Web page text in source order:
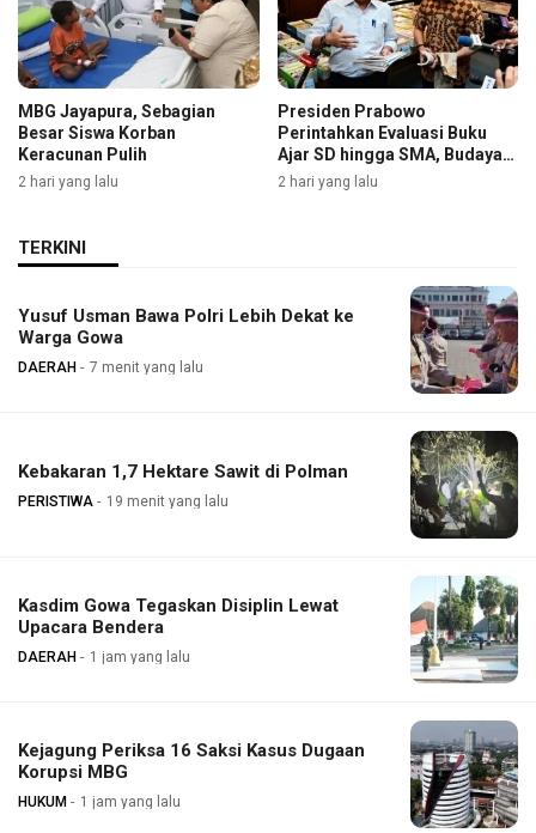
MBG Jayapura, Sebagian
Besar Siswa Korban
Keracunan Pulih
2 hari yang lalu
Presiden Prabowo
Perintahkan Evaluasi Buku
Ajar SD hingga SMA, Budaya
Membaca Digenjot
2 hari yang lalu
TERKINI
Yusuf Usman Bawa Polri Lebih Dekat ke
Warga Gowa
DAERAH 7 menit yang lalu
Kebakaran 1,7 Hektare Sawit di Polman
PERISTIWA 19 menit yang lalu
Kasdim Gowa Tegaskan Disiplin Lewat
Upacara Bendera
DAERAH 1 jam yang lalu
Kejagung Periksa 16 Saksi Kasus Dugaan
Korupsi MBG
HUKUM 1 jam yang lalu